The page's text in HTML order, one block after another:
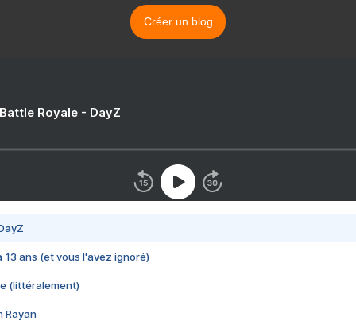
Créer un blog
Royale - DayZ
13 ans (et vous l'avez ignoré)
(littéralement)
Rayan